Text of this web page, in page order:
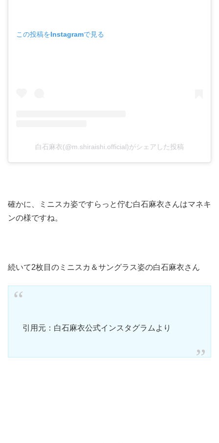
この投稿をInstagramで見る
白石麻衣(@m.shiraishi.official)がシェアした投稿
確かに、ミニスカ姿ですらっと佇む白石麻衣さんはマネキ
ンの様ですね。
続いて2枚目のミニスカ＆サングラス姿の白石麻衣さん
引用元：白石麻衣公式インスタグラムより